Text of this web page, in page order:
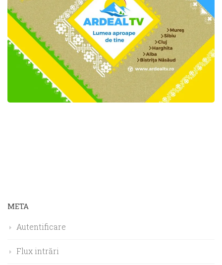
META
Autentificare
Flux intrări